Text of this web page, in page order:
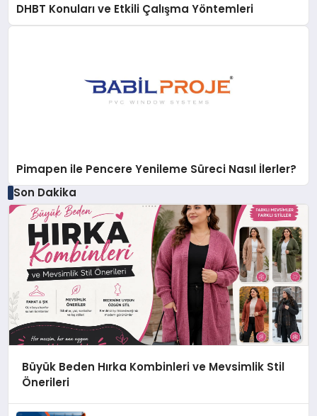
DHBT Konuları ve Etkili Çalışma Yöntemleri
Pimapen ile Pencere Yenileme Süreci Nasıl İlerler?
Son Dakika
Büyük Beden Hırka Kombinleri ve Mevsimlik Stil
Önerileri